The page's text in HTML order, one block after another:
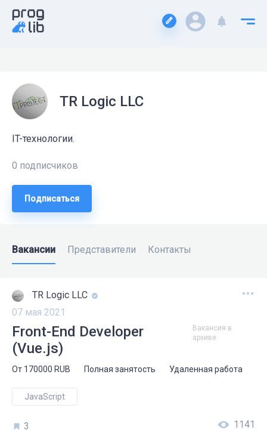
TR Logic LLC
IT-технологии.
0 подписчиков
Подписаться
Вакансии Представители Контакты
TR Logic LLC
07 мая 2021
Front-End Developer
(Vue.js)
Вакансия в
архиве
От 170000 RUB Полная занятость Удаленная работа
JavaScript
3 1141